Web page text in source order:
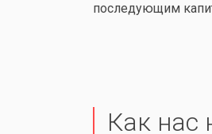
последующим
Как нас